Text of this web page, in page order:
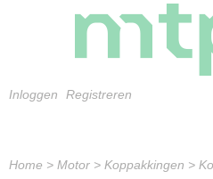
Inloggen Registreren
Home > Motor > Koppakkingen >